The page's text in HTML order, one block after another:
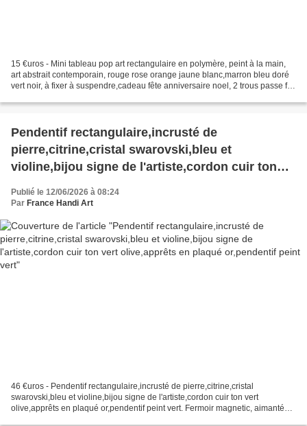
15 €uros - Mini tableau pop art rectangulaire en polymère, peint à la main,
art abstrait contemporain, rouge rose orange jaune blanc,marron bleu doré
vert noir, à fixer à suspendre,cadeau fête anniversaire noel, 2 trous passe fil
Pendentif rectangulaire,incrusté de
pierre,citrine,cristal swarovski,bleu et
violine,bijou signe de l'artiste,cordon cuir ton
vert
Publié le 12/06/2026 à 08:24
Par France Handi Art
46 €uros - Pendentif rectangulaire,incrusté de pierre,citrine,cristal
swarovski,bleu et violine,bijou signe de l'artiste,cordon cuir ton vert
olive,apprêts en plaqué or,pendentif peint vert. Fermoir magnetic, aimanté